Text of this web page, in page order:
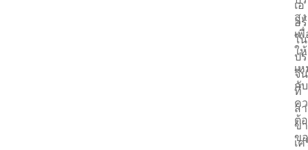
สูง
เ
ให้
เ
กับ
ค
ต้
ข
เอ
อร์
ใน
ป
จีน
ที่
ส
ข
เ